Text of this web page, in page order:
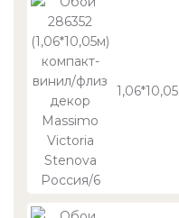
1,06*10,05